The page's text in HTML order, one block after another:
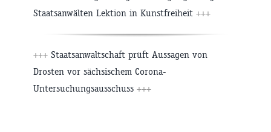
Staatsanwälten Lektion in Kunstfreiheit +++
+++ Staatsanwaltschaft prüft Aussagen von
Drosten vor sächsischem Corona-
Untersuchungsausschuss +++